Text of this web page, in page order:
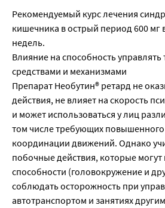
Рекомендуемый курс лечения
кишечника в острый период 600 мг
недель.
Влияние на способность
средствами и механизмами
Препарат Необутин® ретард не
действия, не влияет на скорость
и может использоваться у лиц
том числе требующих
координации движений. Однако
побочные действия, которые могут
способности (головокружение и
соблюдать осторожность при
автотранспортом и занятиях